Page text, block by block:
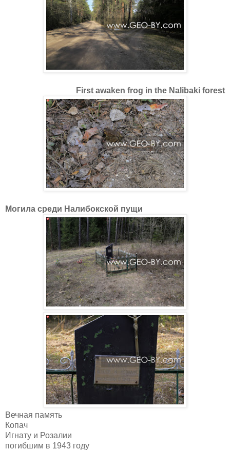
First awaken frog in the Nalibaki forest
Могила среди Налибокской пущи
Вечная память
Копач
Игнату и Розалии
погибшим в 1943 году